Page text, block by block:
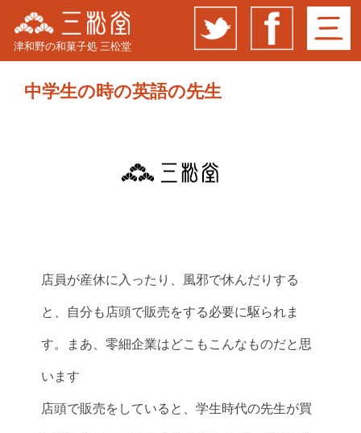
津和野の和菓子処 三松堂
中学生の時の英語の先生
店員が産休に入ったり、風邪で休んだりする
と、自分も店頭で販売をする必要に駆られま
す。まあ、零細企業はどこもこんなものだと思
います
店頭で販売をしていると、学生時代の先生が買